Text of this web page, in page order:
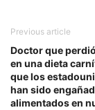
Previous article
Doctor que
en una dieta
que los
han sido
alimentados en